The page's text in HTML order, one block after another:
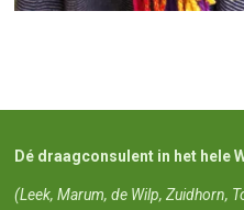
Dé draagconsulent in het hele
(Leek, Marum, de Wilp, Zuidhorn,